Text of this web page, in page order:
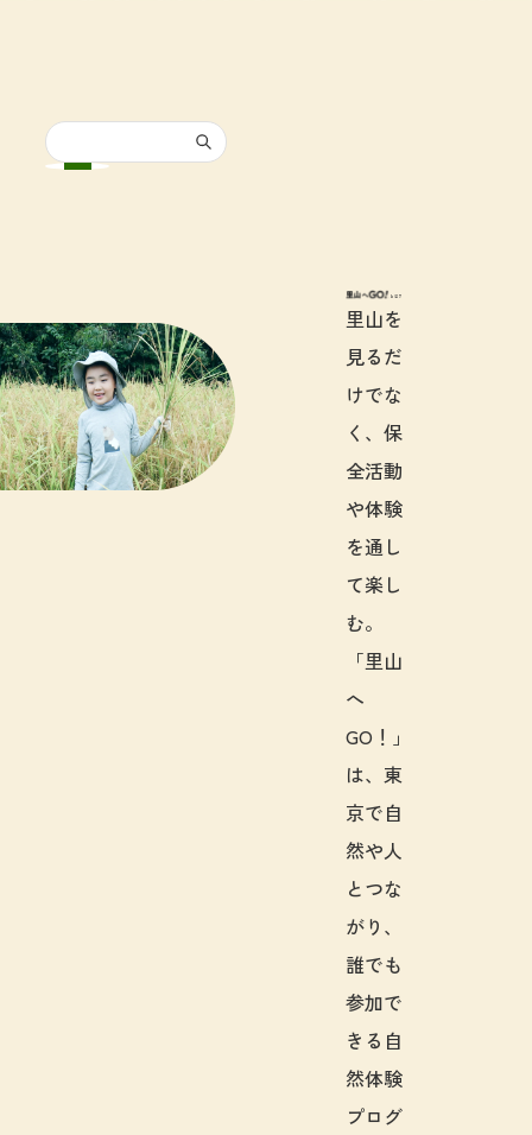
里山へGO!と
里山を
見るだ
けでな
く、保
全活動
や体験
を通し
て楽し
む。
「里山
へ
GO！」
は、東
京で自
然や人
とつな
がり、
誰でも
参加で
きる自
然体験
プログ